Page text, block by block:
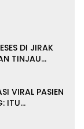
DI JIRAK
TINJAU
VIRAL PASIEN
ITU